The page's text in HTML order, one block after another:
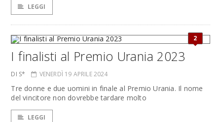
LEGGI
2
I finalisti al Premio Urania 2023
DI S* VENERDÌ 19 APRILE 2024
Tre donne e due uomini in finale al Premio Urania. Il nome
del vincitore non dovrebbe tardare molto
LEGGI